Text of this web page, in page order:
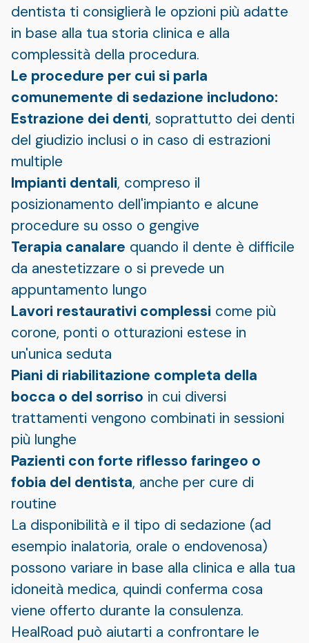
dentista ti consiglierà le opzioni più adatte
in base alla tua storia clinica e alla
complessità della procedura.
Le procedure per cui si parla
comunemente di sedazione includono:
Estrazione dei denti, soprattutto dei denti
del giudizio inclusi o in caso di estrazioni
multiple
Impianti dentali, compreso il
posizionamento dell'impianto e alcune
procedure su osso o gengive
Terapia canalare quando il dente è difficile
da anestetizzare o si prevede un
appuntamento lungo
Lavori restaurativi complessi come più
corone, ponti o otturazioni estese in
un'unica seduta
Piani di riabilitazione completa della
bocca o del sorriso in cui diversi
trattamenti vengono combinati in sessioni
più lunghe
Pazienti con forte riflesso faringeo o
fobia del dentista, anche per cure di
routine
La disponibilità e il tipo di sedazione (ad
esempio inalatoria, orale o endovenosa)
possono variare in base alla clinica e alla tua
idoneità medica, quindi conferma cosa
viene offerto durante la consulenza.
HealRoad può aiutarti a confrontare le